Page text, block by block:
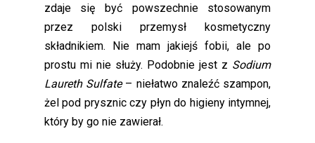
zdaje się być powszechnie stosowanym
przez polski przemysł kosmetyczny
składnikiem. Nie mam jakiejś fobii, ale po
prostu mi nie służy. Podobnie jest z Sodium
Laureth Sulfate– niełatwo znaleźć szampon,
żel pod prysznic czy płyn do higieny intymnej,
który by go nie zawierał.